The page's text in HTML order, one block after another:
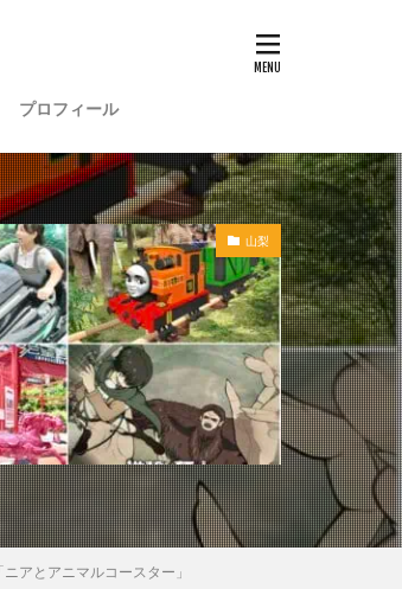
プロフィール
山梨
アとアニマルコースター」